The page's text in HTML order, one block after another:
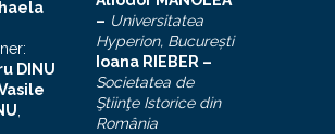
DINU
– Universitatea
Hyperion, Bucureşti
Ioana RIEBER –
Societatea de
Ştiinţe Istorice din
România